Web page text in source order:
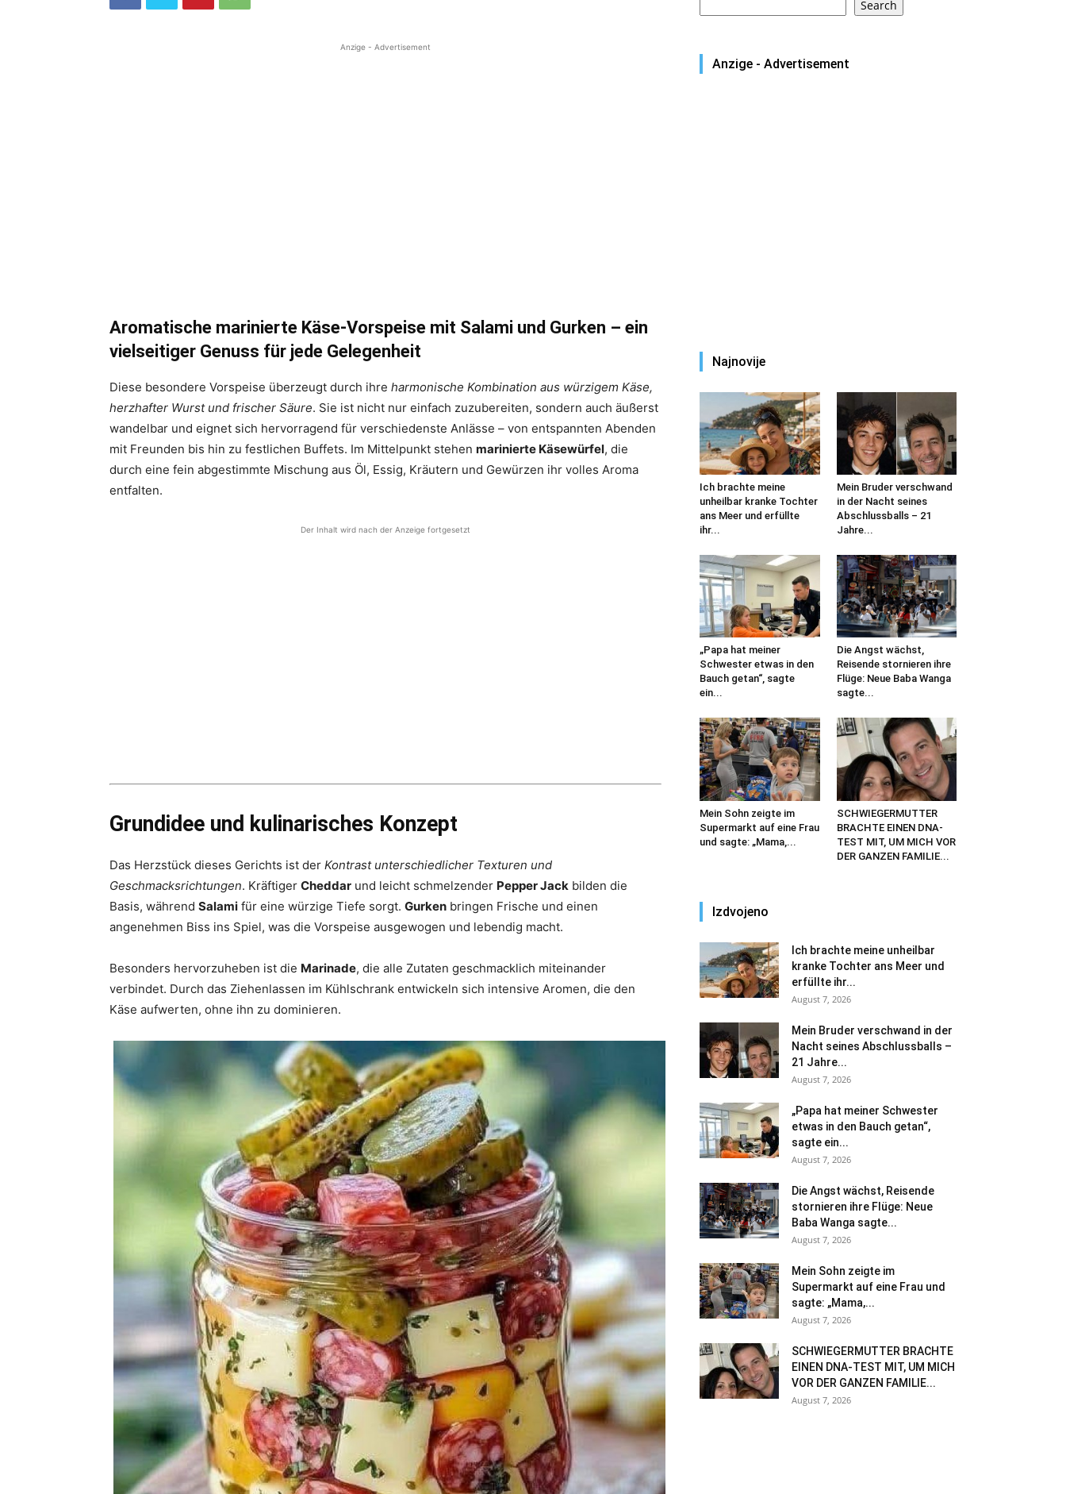
Anzige - Advertisement
Aromatische marinierte Käse-Vorspeise mit Salami und Gurken – ein
vielseitiger Genuss für jede Gelegenheit
Diese besondere Vorspeise überzeugt durch ihre harmonische Kombination aus würzigem Käse,
herzhafter Wurst und frischer Säure. Sie ist nicht nur einfach zuzubereiten, sondern auch äußerst
wandelbar und eignet sich hervorragend für verschiedenste Anlässe – von entspannten Abenden
mit Freunden bis hin zu festlichen Buffets. Im Mittelpunkt stehen marinierte Käsewürfel, die
durch eine fein abgestimmte Mischung aus Öl, Essig, Kräutern und Gewürzen ihr volles Aroma
entfalten.
Der Inhalt wird nach der Anzeige fortgesetzt
Grundidee und kulinarisches Konzept
Das Herzstück dieses Gerichts ist der Kontrast unterschiedlicher Texturen und
Geschmacksrichtungen. Kräftiger Cheddar und leicht schmelzender Pepper Jack bilden die
Basis, während Salami für eine würzige Tiefe sorgt. Gurken bringen Frische und einen
angenehmen Biss ins Spiel, was die Vorspeise ausgewogen und lebendig macht.
Besonders hervorzuheben ist die Marinade, die alle Zutaten geschmacklich miteinander
verbindet. Durch das Ziehenlassen im Kühlschrank entwickeln sich intensive Aromen, die den
Käse aufwerten, ohne ihn zu dominieren.
Search
Anzige - Advertisement
Najnovije
Ich brachte meine
unheilbar kranke Tochter
ans Meer und erfüllte
ihr...
Mein Bruder verschwand
in der Nacht seines
Abschlussballs – 21
Jahre...
„Papa hat meiner
Schwester etwas in den
Bauch getan“, sagte
ein...
Die Angst wächst,
Reisende stornieren ihre
Flüge: Neue Baba Wanga
sagte...
Mein Sohn zeigte im
Supermarkt auf eine Frau
und sagte: „Mama,...
SCHWIEGERMUTTER
BRACHTE EINEN DNA-
TEST MIT, UM MICH VOR
DER GANZEN FAMILIE...
Izdvojeno
Ich brachte meine unheilbar
kranke Tochter ans Meer und
erfüllte ihr...
August 7, 2026
Mein Bruder verschwand in der
Nacht seines Abschlussballs –
21 Jahre...
August 7, 2026
„Papa hat meiner Schwester
etwas in den Bauch getan“,
sagte ein...
August 7, 2026
Die Angst wächst, Reisende
stornieren ihre Flüge: Neue
Baba Wanga sagte...
August 7, 2026
Mein Sohn zeigte im
Supermarkt auf eine Frau und
sagte: „Mama,...
August 7, 2026
SCHWIEGERMUTTER BRACHTE
EINEN DNA-TEST MIT, UM MICH
VOR DER GANZEN FAMILIE...
August 7, 2026